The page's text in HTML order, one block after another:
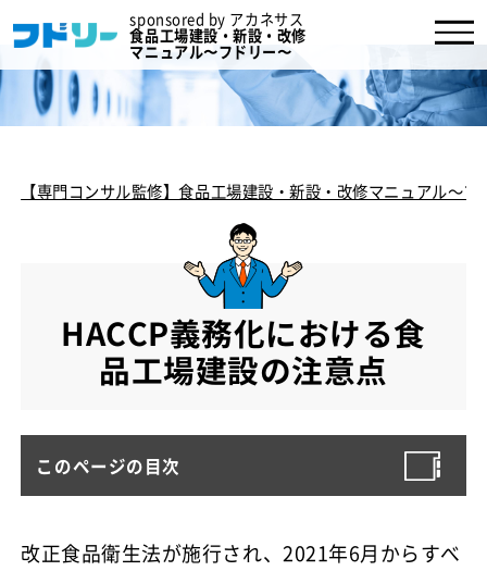
sponsored by アカネサス
食品工場建設・新設・改修
マニュアル〜フドリー〜
【専門コンサル監修】食品工場建設・新設・改修マニュアル～フ
HACCP義務化における食
品工場建設の注意点
このページの目次
改正食品衛生法が施行され、2021年6月からすべ